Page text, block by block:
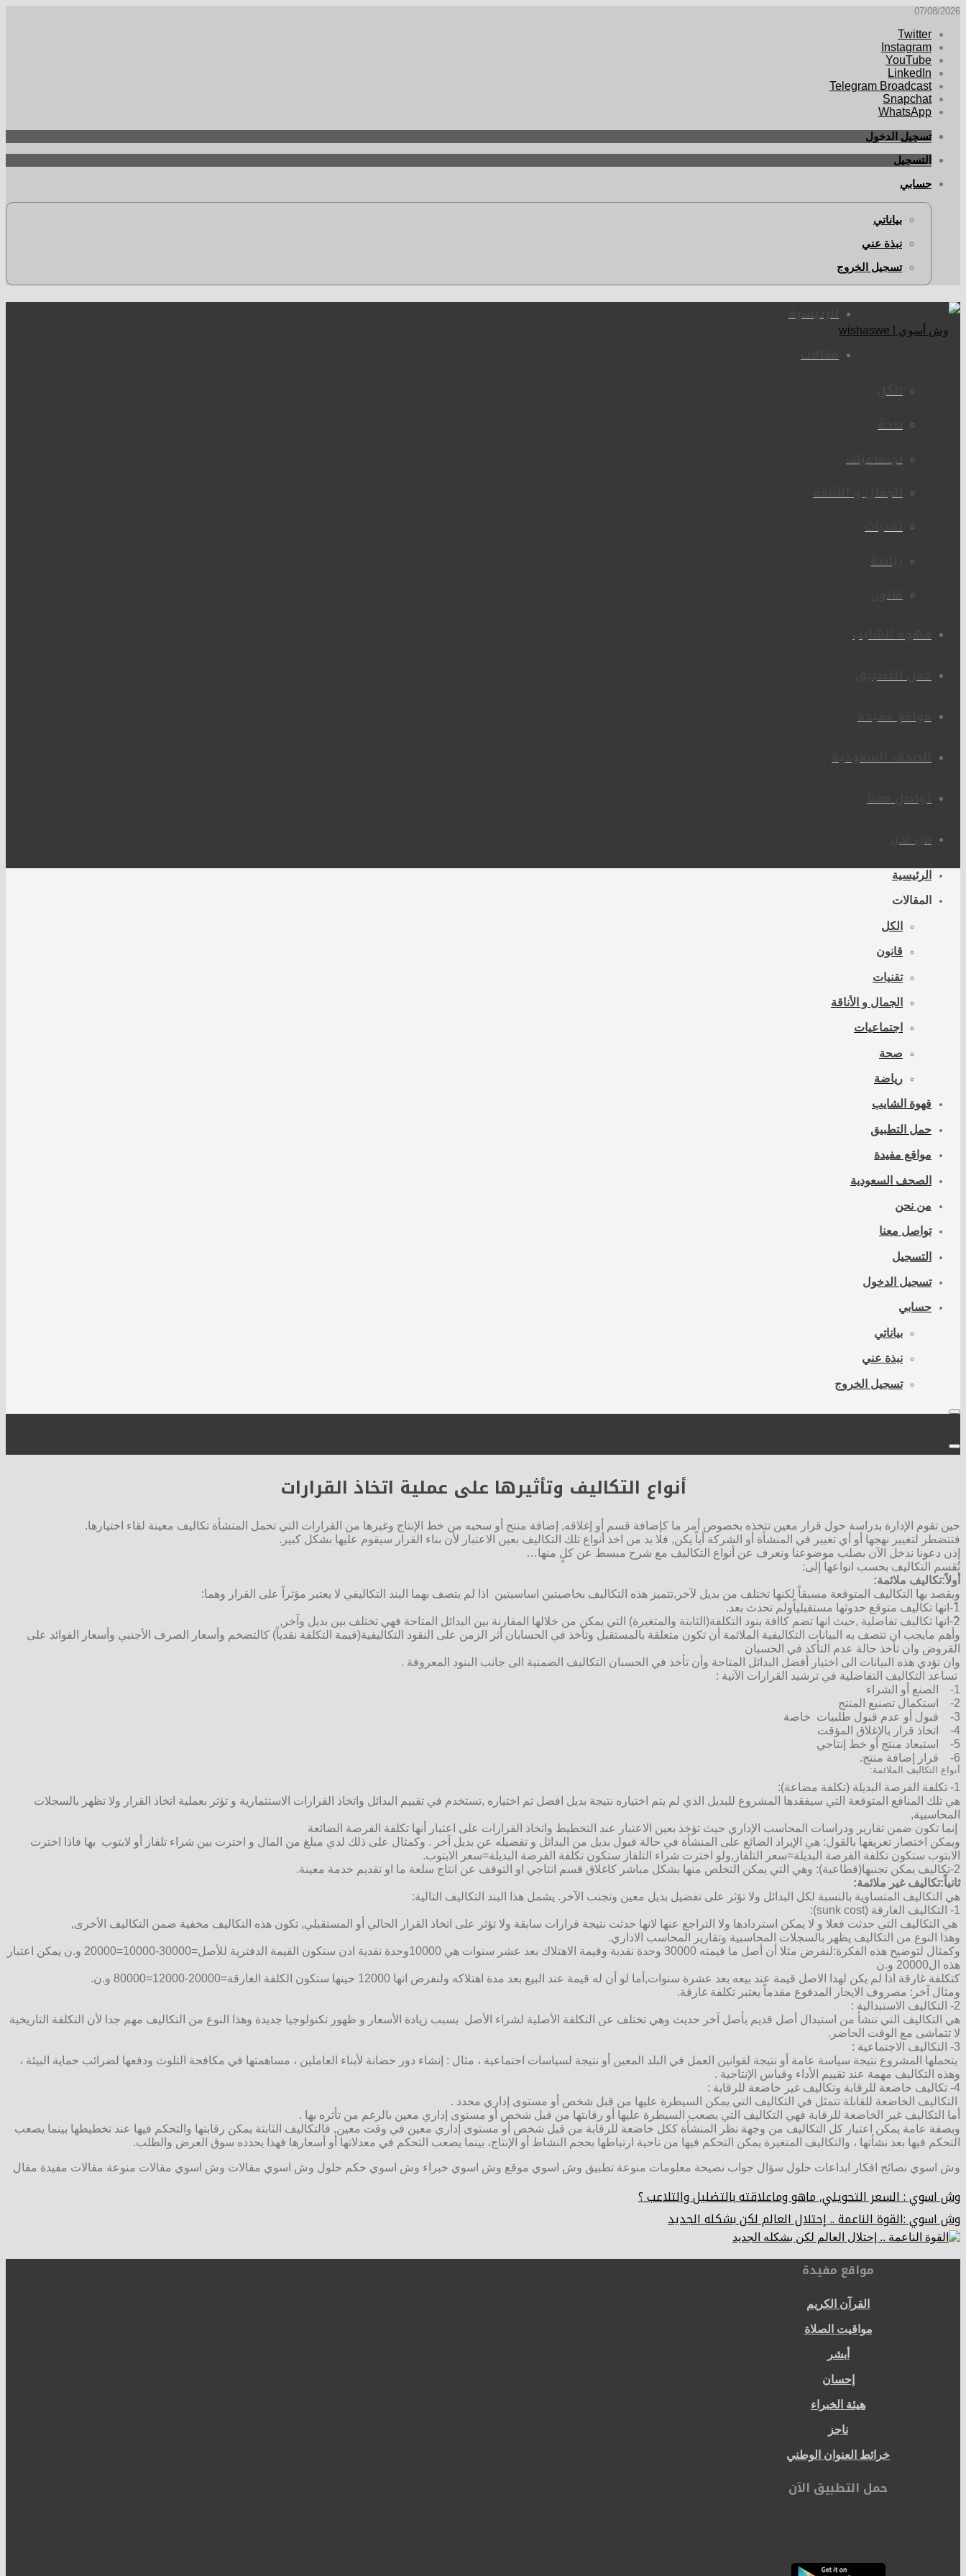
07/08/2026
Twitter
Instagram
YouTube
LinkedIn
Telegram Broadcast
Snapchat
WhatsApp
تسجيل الدخول
التسجيل
حسابي
بياناتي
نبذة عني
تسجيل الخروج
الرئيسية
مقالات
الكل
صحة
اجتماعيات
الجمال و الأناقة
تقنيات
رياضة
قانون
قهوة الشايب
حمل التطبيق
مواقع مفيدة
الصحف السعودية
تواصل معنا
من نحن
الرئيسية
المقالات
الكل
قانون
تقنيات
الجمال و الأناقة
اجتماعيات
صحة
رياضة
قهوة الشايب
حمل التطبيق
مواقع مفيدة
الصحف السعودية
من نحن
تواصل معنا
التسجيل
تسجيل الدخول
حسابي
بياناتي
نبذة عني
تسجيل الخروج
أنواع التكاليف وتأثيرها على عملية اتخاذ القرارات
حين تقوم الإدارة بدراسة حول قرار معين تتخذه بخصوص أمر ما كإضافة قسم أو إغلاقه, إضافة منتج أو سحبه من خط الإنتاج وغيرها من القرارات التي تحمل المنشأة تكاليف معينة لقاء اختيارها.
فتتضطر لتغيير نهجها أو أي تغيير في المنشأة أو الشركة أياً يكن, فلا بد من اخذ أنواع تلك التكاليف بعين الاعتبار لأن بناء القرار سيقوم عليها بشكل كبير.
إذن دعونا ندخل الآن بصلب موضوعنا ونعرف عن أنواع التكاليف مع شرح مبسط عن كلٍ منها…
تُقسم التكاليف بحسب انواعها إلى:
أولاً:تكاليف ملائمة:
ويقصد بها التكاليف المتوقعة مسبقاً لكنها تختلف من بديل لآخر,تتميز هذه التكاليف بخاصيتين اساسيتين اذا لم يتصف بهما البند التكاليفي لا يعتبر مؤثراً على القرار وهما:
1ً-انها تكاليف متوقع حدوثها مستقبلياًولم تحدث بعد.
2ً-انها تكاليف تفاضلية ,حيث انها تضم كاافة بنود التكلفة(الثابتة والمتغيرة) التي يمكن من خلالها المقارنة بين البدائل المتاحة فهي تختلف بين بديل وآخر,
وأهم مايجب ان تتصف به البيانات التكاليفية الملائمة أن تكون متعلقة بالمستقبل وتأخذ في الحسابان أثر الزمن على النقود التكاليفية(قيمة التكلفة نقدياً) كالتضخم وأسعار الصرف الأجنبي وأسعار الفوائد على
القروض وان تأخذ حالة عدم التأكد في الحسبان
وان تؤدي هذه البيانات الى اختيار أفضل البدائل المتاحة وأن تأخذ في الحسبان التكاليف الضمنية الى جانب البنود المعروفة .
تساعد التكاليف التفاضلية في ترشيد القرارات الآتية :
1- الصنع أو الشراء
2- استكمال تصنيع المنتج
3- قبول أو عدم قبول طلبيات خاصة
4- اتخاذ قرار بالإغلاق المؤقت
5- استبعاد منتج أو خط إنتاجي
6- قرار إضافة منتج.
أنواع التكاليف الملائمة:
1- تكلفة الفرصة البديلة (تكلفة مضاعة):
هي تلك المنافع المتوقعة التي سيفقدها المشروع للبديل الذي لم يتم اختياره نتيجة بديل افضل تم اختياره ,تستخدم في تقييم البدائل واتخاذ القرارات الاستثمارية و تؤثر بعملية اتخاذ القرار ولا تظهر بالسجلات
المحاسبية,
إنما تكون ضمن تقارير ودراسات المحاسب الإداري حيث تؤخذ بعين الاعتبار عند التخطيط واتخاذ القرارات على اعتبار أنها تكلفة الفرصة الضائعة
ويمكن اختصار تعريفها بالقول: هي الإيراد الضائع على المنشأة في حالة قبول بديل من البدائل و تفضيله عن بديل آخر . وكمثال على ذلك لدي مبلغ من المال و احترت بين شراء تلفاز أو لابتوب بها فاذا اخترت
الابتوب ستكون تكلفة الفرصة البديلة=سعر التلفاز,ولو اخترت شراء التلفاز ستكون تكلفة الفرصة البديلة=سعر الابتوب.
2-تكاليف يمكن تجنبها(قطاعية): وهي التي يمكن التخلص منها بشكل مباشر كاغلاق قسم انتاجي او التوقف عن انتاج سلعة ما او تقديم خدمة معينة.
ثانياً:تكاليف غير ملائمة:
هي التكاليف المتساوية بالنسبة لكل البدائل ولا تؤثر على تفضيل بديل معين وتجنب الآخر. يشمل هذا البند التكاليف التالية:
1- التكاليف الغارقة (sunk cost):
هي التكاليف التي حدثت فعلا و لا يمكن استردادها ولا التراجع عنها لانها حدثت نتيجة قرارات سابقة ولا تؤثر على اتخاذ القرار الحالي أو المستقبلي, تكون هذه التكاليف مخفية ضمن التكاليف الأخرى,
وهذا النوع من التكاليف يظهر بالسجلات المحاسبية وتقارير المحاسب الاداري.
وكمثال لتوضيح هذه الفكرة:لنفرض مثلا أن أصل ما قيمته 30000 وحدة نقدية وقيمة الاهتلاك بعد عشر سنوات هي 10000وحدة نقدية اذن ستكون القيمة الدفترية للأصل=30000-10000=20000 و.ن يمكن اعتبار
هذه ال20000 و.ن
كتكلفة غارقة اذا لم يكن لهذا الاصل قيمة عند بيعه بعد عشرة سنوات,أما لو أن له قيمة عند البيع بعد مدة اهتلاكه ولنفرض انها 12000 حينها ستكون الكلفة الغارقة=20000-12000=80000 و.ن.
ومثال آخر: مصروف الايجار المدفوع مقدماً يعتبر تكلفة غارقة.
2- التكاليف الاستبدالية :
هي التكاليف التي تنشأ من استبدال أصل قديم بأصل آخر حديث وهي تختلف عن التكلفة الأصلية لشراء الأصل بسبب زيادة الأسعار و ظهور تكنولوجيا جديدة وهذا النوع من التكاليف مهم جدا لأن التكلفة التاريخية
لا تتماشى مع الوقت الحاضر.
3- التكاليف الاجتماعية :
يتحملها المشروع نتيجة سياسة عامة أو نتيجة لقوانين العمل في البلد المعين أو نتيجة لسياسات اجتماعية ، مثال : إنشاء دور حضانة لأبناء العاملين ، مساهمتها في مكافحة التلوث ودفعها لضرائب حماية البيئة ،
وهذه التكاليف مهمة عند تقييم الأداء وقياس الإنتاجية .
4- تكاليف خاضعة للرقابة وتكاليف غير خاضعة للرقابة :
التكاليف الخاضعة للقابلة تتمثل في التكاليف التي يمكن السيطرة عليها من قبل شخص أو مستوى إداري محدد .
أما التكاليف غير الخاضعة للرقابة فهي التكاليف التي يصعب السيطرة عليها أو رقابتها من قبل شخص أو مستوى إداري معين بالرغم من تأثره بها .
وبصفة عامة يمكن اعتبار كل التكاليف من وجهة نظر المنشأة ككل خاضعة للرقابة من قبل شخص أو مستوى إداري معين في وقت معين, فالتكاليف الثابتة يمكن رقابتها والتحكم فيها عند تخطيطها بينما يصعب
التحكم فيها بعد نشأتها ، والتكاليف المتغيرة يمكن التحكم فيها من ناحية ارتباطها بحجم النشاط أو الإنتاج، بينما يصعب التحكم في معدلاتها أو أسعارها فهذا يحدده سوق العرض والطلب.
وش اسوي نصائح افكار ابداعات حلول سؤال جواب نصيحة معلومات منوعة تطبيق وش اسوي موقع وش اسوي خبراء وش اسوي حكم حلول وش اسوي مقالات وش اسوي مقالات منوعة مقالات مفيدة مقال
وش اسوي : السعر التحويلي, ماهو وماعلاقته بالتضليل والتلاعب ؟
وش اسوي :القوة الناعمة .. إحتلال العالم لكن بشكله الجديد
مواقع مفيدة
القرآن الكريم
مواقيت الصلاة
أبشر
إحسان
هيئة الخبراء
ناجز
خرائط العنوان الوطني
حمل التطبيق الآن